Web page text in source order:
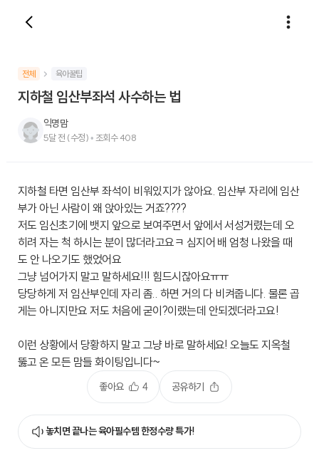
전체 육아꿀팁
지하철 임산부좌석 사수하는 법
익명맘
5달 전 (수정)• 조회수408
지하철 타면 임산부 좌석이 비워있지가 않아요. 임산부 자리에 임산
부가 아닌 사람이 왜 앉아있는 거죠????
저도 임신초기에 뱃지 앞으로 보여주면서 앞에서 서성거렸는데 오
히려 자는 척 하시는 분이 많더라고요ㅋ 심지어 배 엄청 나왔을 때
도 안 나오기도 했었어요
그냥 넘어가지 말고 말하세요!!! 힘드시잖아요ㅠㅠ
당당하게 저 임산부인데 자리 좀.. 하면 거의 다 비켜줍니다. 물론 곱
게는 아니지만요 저도 처음에 굳이?이랬는데 안되겠더라고요!
이런 상황에서 당황하지 말고 그냥 바로 말하세요! 오늘도 지옥철
뚫고 온 모든 맘들 화이팅입니다~
좋아요 4 공유하기
놓치면 끝나는 육아필수템 한정수량 특가!